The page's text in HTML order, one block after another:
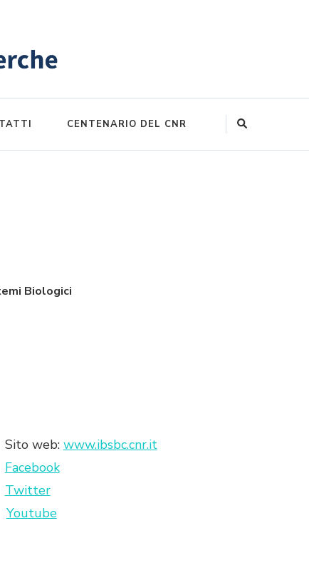
CENTENARIO DEL CNR
Biologici
Sito web: www.ibsbc.cnr.it
Facebook
Twitter
Youtube